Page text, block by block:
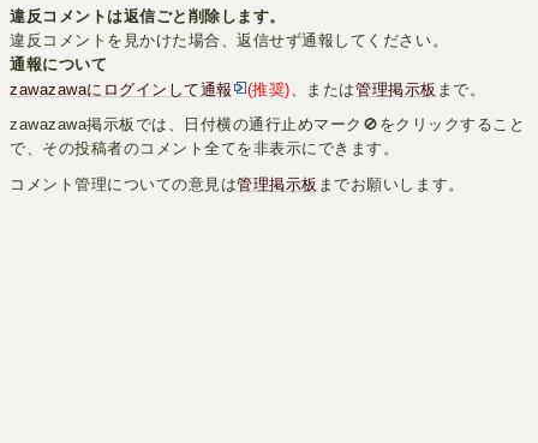
違反コメントは返信ごと削除します。
違反コメントを見かけた場合、返信せず通報してください。
通報について
zawazawaにログインして通報
(推奨)、または管理掲示板 まで。
zawazawa掲示板では、日付横の通行止めマーク🚫をクリックすること
で、その投稿者のコメント全てを非表示にできます。
コメント管理についての意見は管理掲示板 までお願いします。